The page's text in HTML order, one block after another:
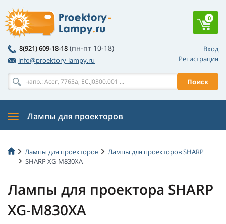
Вход
Регистрация
8(921) 609-18-18 (пн-пт 10-18)
info@proektory-lampy.ru
Поиск
0
Лампы для проекторов
Лампы для проекторов
Лампы для проекторов SHARP
SHARP XG-M830XA
Лампы для проектора SHARP
XG-M830XA